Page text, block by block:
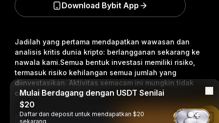
Jadilah yang pertama mendapatkan wawasan dan
analisis kritis dunia kripto: berlangganan sekarang ke
nawala kami.Semua bentuk investasi memiliki risiko,
termasuk risiko kehilangan semua jumlah yang
diinvestasikan. Aktivitas semacam ini mungkin tidak
cocok untuk semua orang.
Download Bybit App
Mulai Berdagang dengan USDT Senilai
$20
Daftar dan deposit untuk mendapatkan $20
sekarang
Baca di Aplikasi Bybit